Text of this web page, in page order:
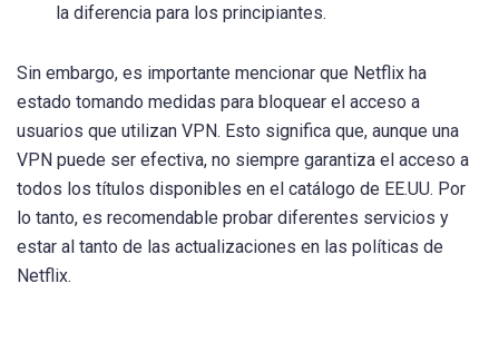
la diferencia para los principiantes.
Sin embargo, es importante mencionar que Netflix ha
estado tomando medidas para bloquear el acceso a
usuarios que utilizan VPN. Esto significa que, aunque una
VPN puede ser efectiva, no siempre garantiza el acceso a
todos los títulos disponibles en el catálogo de EE.UU. Por
lo tanto, es recomendable probar diferentes servicios y
estar al tanto de las actualizaciones en las políticas de
Netflix.